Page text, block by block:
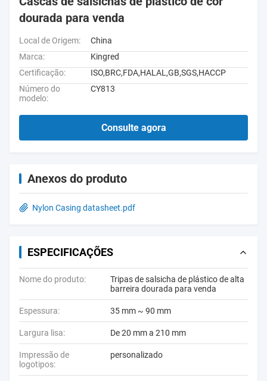
dourada para venda
Local de Origem:
China
Marca:
Kingred
Certificação:
ISO,BRC,FDA,HALAL,GB,SGS,HACCP
Número do
modelo:
CY813
Consulte agora
Anexos do produto
Nylon Casing datasheet.pdf
ESPECIFICAÇÕES
Nome do produto:
Tripas de salsicha de plástico de alta
barreira dourada para venda
Espessura: 35 mm ~ 90 mm
Largura lisa: De 20 mm a 210 mm
Impressão de
logotipos:
personalizado